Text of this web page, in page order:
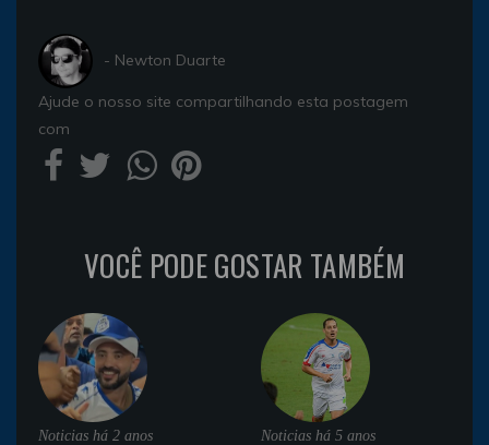
- Newton Duarte
Ajude o nosso site compartilhando esta postagem
com
VOCÊ PODE GOSTAR TAMBÉM
Noticias há 2 anos Noticias há 5 anos